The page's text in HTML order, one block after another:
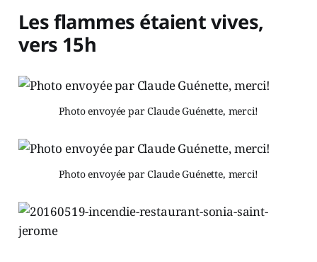
Les flammes étaient vives,
vers 15h
Photo envoyée par Claude Guénette, merci!
Photo envoyée par Claude Guénette, merci!